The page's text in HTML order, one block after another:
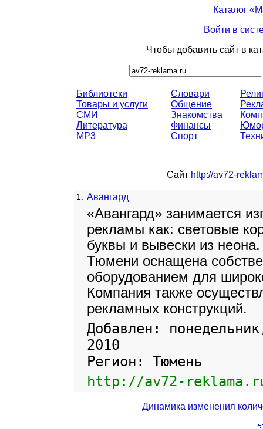
Каталог
Войти в
Чтобы добавить сайт в
Библиотеки
Товары и услуги
СМИ
Литература
MP3
Словари
Общение
Знакомства
Финансы
Спорт
Сайт http://av72-
1. Авангард
«Авангард» занимается
рекламы как: световые
буквы и вывески из
Тюмени оснащена
оборудованием для
Компания также
рекламных конструкций.
Добавлен:
2010
Регион: Тюмень
http://av72-
Динамика изменения